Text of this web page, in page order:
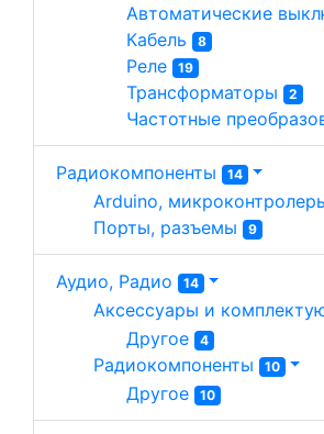
Автоматические
Кабель 8
Реле 19
Трансформаторы 2
Частотные
Радиокомпоненты 14
Arduino,
Порты, разъемы 9
Аудио, Радио 14
Аксессуары и
Другое 4
Радиокомпоненты 10
Другое 10